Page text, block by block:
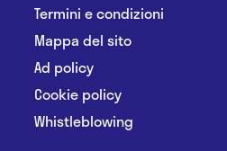
Termini e condizioni
Mappa del sito
Ad policy
Cookie policy
Whistleblowing